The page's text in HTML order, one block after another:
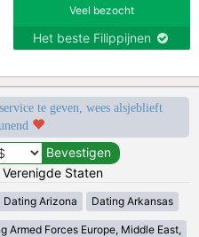
Veel bezocht
Het beste Filippijnen
te geven, wees alsjeblieft
Staten
Dating Arizona Dating Arkansas
Armed Forces Europe, Middle East,